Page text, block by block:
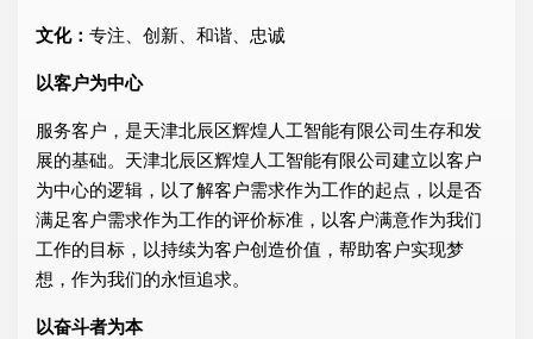
文化： 专注、创新、和谐、忠诚
以客户为中心
服务客户，是天津北辰区辉煌人工智能有限公司生存和发
展的基础。天津北辰区辉煌人工智能有限公司建立以客户
为中心的逻辑，以了解客户需求作为工作的起点，以是否
满足客户需求作为工作的评价标准，以客户满意作为我们
工作的目标，以持续为客户创造价值，帮助客户实现梦
想，作为我们的永恒追求。
以奋斗者为本